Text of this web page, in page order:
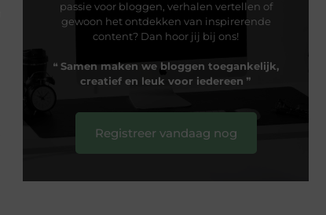
passie voor bloggen, verhalen vertellen of
gewoon het ontdekken van inspirerende
content? Dan hoor jij bij ons!
❝ Samen maken we bloggen toegankelijk,
creatief en leuk voor iedereen ❞
Registreer vandaag nog